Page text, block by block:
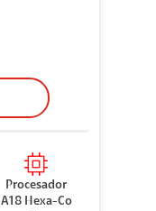
Procesador
A18 Hexa-Co